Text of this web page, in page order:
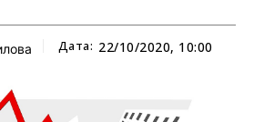
Дата: 22/10/2020, 10:00